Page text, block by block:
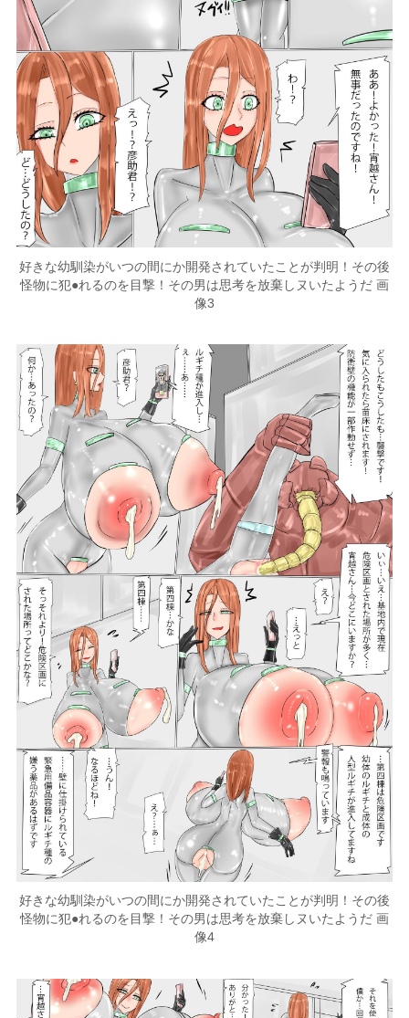
好きな幼馴染がいつの間にか開発されていたことが判明！その後
怪物に犯●れるのを目撃！その男は思考を放棄しヌいたようだ 画
像3
好きな幼馴染がいつの間にか開発されていたことが判明！その後
怪物に犯●れるのを目撃！その男は思考を放棄しヌいたようだ 画
像4